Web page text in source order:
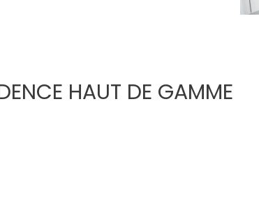
HAUT DE GAMME